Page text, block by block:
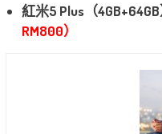
紅米5 Plus（
RM800）